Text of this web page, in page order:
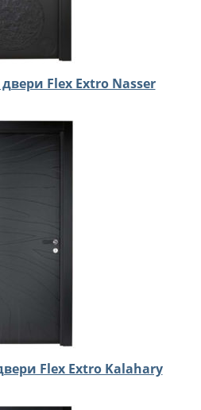
Flex Extro Nasser
Flex Extro Kalahary